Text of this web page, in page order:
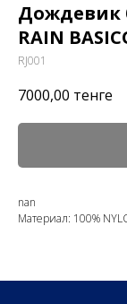
Дождевик
RAIN
RJ001
7000,00 тенге
nan
Материал: 100%